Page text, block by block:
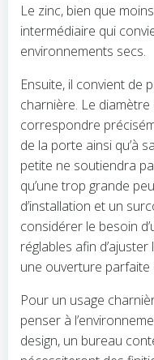
Le zinc, bien que
intermédiaire qui
environnements secs.
Ensuite, il convient de
charnière. Le
correspondre
de la porte ainsi qu’à
petite ne soutiendra
qu’une trop grande
d’installation et un
considérer le besoin
réglables afin
une ouverture parfaite
Pour un usage
penser à
design, un bureau